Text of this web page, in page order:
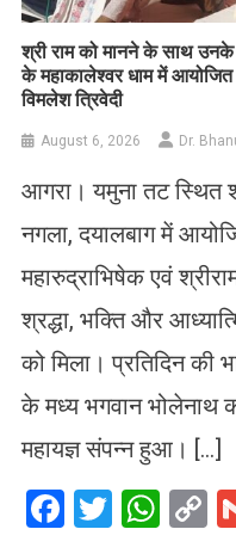
​श्री राम को मानने के साथ
के महाकालेश्वर धाम में
विमलेश त्रिवेदी
August 6, 2026 Dr.
आगरा। यमुना तट स्थित
नगला, दयालबाग में
महारुद्राभिषेक एवं
श्रद्धा, भक्ति और
को मिला। प्रतिदिन की
के मध्य भगवान भोलेनाथ
महायज्ञ संपन्न हुआ। […]
Facebook
Twitter